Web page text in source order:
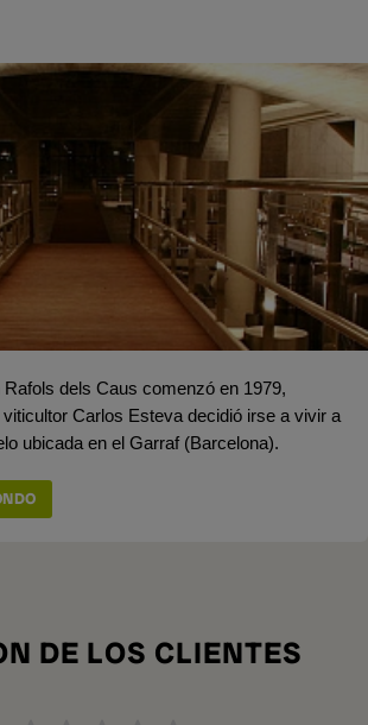
Rafols dels Caus comenzó en 1979,
Carlos Esteva decidió irse a vivir a
ubicada en el Garraf (Barcelona).
DE LOS CLIENTES